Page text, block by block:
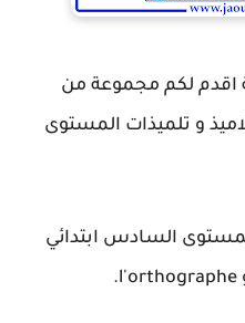
اقدم لكم مجموعة من
و تلميذات المستوى
السادس ابتدائي